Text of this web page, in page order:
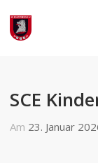
SCE
Am 23. Januar